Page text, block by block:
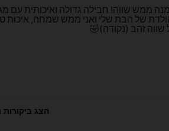
ממש שווה! חבילה גדולה ואיכותית עם
של הבת שלי ואני ממש שמחה, איכות
זהב (נקודה)🤣
הצג ביקורות